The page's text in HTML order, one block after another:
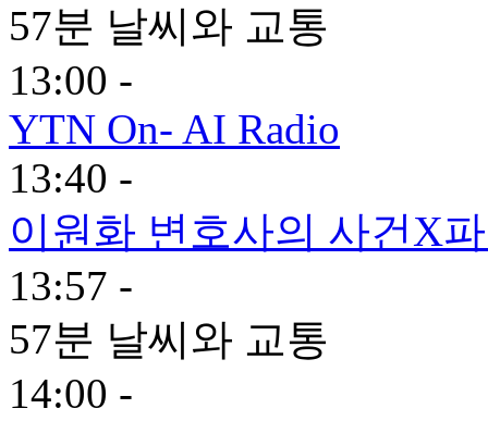
57분 날씨와 교통
13:00 -
YTN On- AI Radio
13:40 -
이원화 변호사의 사건X
13:57 -
57분 날씨와 교통
14:00 -